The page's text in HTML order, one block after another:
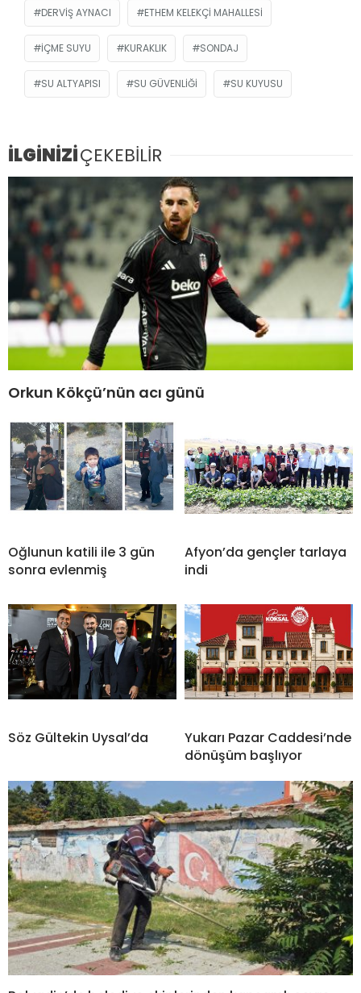
DERVIŞ AYNACI ETHEM KELEKÇI MAHALLESI
IÇME SUYU KURAKLIK SONDAJ
SU ALTYAPISI SU GÜVENLIĞI SU KUYUSU
İLGİNİZİÇEKEBİLİR
Orkun Kökçü’nün acı günü
Oğlunun katili ile 3 gün
sonra evlenmiş
Afyon’da gençler tarlaya
indi
Söz Gültekin Uysal’da
Yukarı Pazar Caddesi’nde
dönüşüm başlıyor